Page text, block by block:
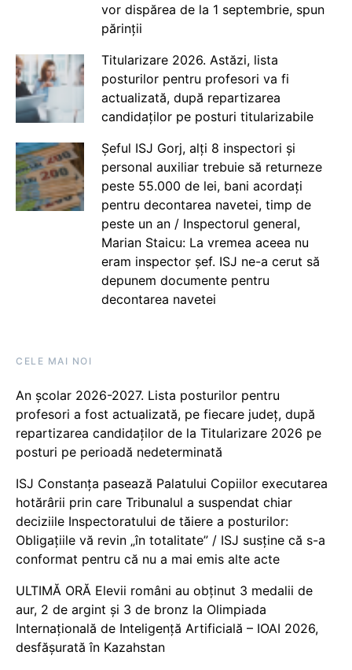
vor dispărea de la 1 septembrie, spun
părinții
Titularizare 2026. Astăzi, lista
posturilor pentru profesori va fi
actualizată, după repartizarea
candidaților pe posturi titularizabile
Șeful ISJ Gorj, alți 8 inspectori și
personal auxiliar trebuie să returneze
peste 55.000 de lei, bani acordați
pentru decontarea navetei, timp de
peste un an / Inspectorul general,
Marian Staicu: La vremea aceea nu
eram inspector șef. ISJ ne-a cerut să
depunem documente pentru
decontarea navetei
CELE MAI NOI
An școlar 2026-2027. Lista posturilor pentru
profesori a fost actualizată, pe fiecare județ, după
repartizarea candidaților de la Titularizare 2026 pe
posturi pe perioadă nedeterminată
ISJ Constanța pasează Palatului Copiilor executarea
hotărârii prin care Tribunalul a suspendat chiar
deciziile Inspectoratului de tăiere a posturilor:
Obligațiile vă revin „în totalitate” / ISJ susține că s-a
conformat pentru că nu a mai emis alte acte
ULTIMĂ ORĂ Elevii români au obținut 3 medalii de
aur, 2 de argint și 3 de bronz la Olimpiada
Internațională de Inteligență Artificială – IOAI 2026,
desfășurată în Kazahstan